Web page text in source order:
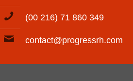
(00 216) 71 860 349
contact@progressrh.com